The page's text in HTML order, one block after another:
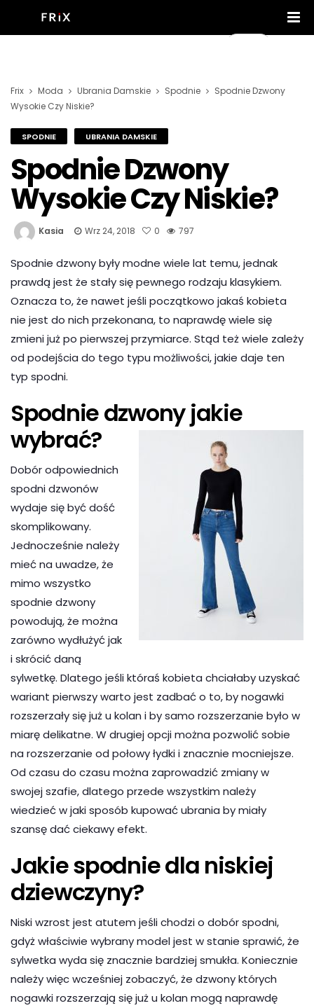
Frix Moda Ubrania Damskie Spodnie
Spodnie Dzwony
Wysokie Czy Niskie?
SPODNIE UBRANIA DAMSKIE
Spodnie Dzwony
Wysokie Czy Niskie?
Kasia Wrz 24, 2018 0 797
Spodnie dzwony były modne wiele lat temu, jednak
prawdą jest że stały się pewnego rodzaju klasykiem.
Oznacza to, że nawet jeśli początkowo jakaś kobieta
nie jest do nich przekonana, to naprawdę wiele się
zmieni już po pierwszej przymiarce. Stąd też wiele zależy
od podejścia do tego typu możliwości, jakie daje ten
typ spodni.
Spodnie dzwony jakie
wybrać?
Dobór odpowiednich
spodni dzwonów
wydaje się być dość
skomplikowany.
Jednocześnie należy
mieć na uwadze, że
mimo wszystko
spodnie dzwony
powodują, że można
zarówno wydłużyć jak
i skrócić daną
sylwetkę. Dlatego jeśli któraś kobieta chciałaby uzyskać
wariant pierwszy warto jest zadbać o to, by nogawki
rozszerzały się już u kolan i by samo rozszerzanie było w
miarę delikatne. W drugiej opcji można pozwolić sobie
na rozszerzanie od połowy łydki i znacznie mocniejsze.
Od czasu do czasu można zaprowadzić zmiany w
swojej szafie, dlatego przede wszystkim należy
wiedzieć w jaki sposób kupować ubrania by miały
szansę dać ciekawy efekt.
Jakie spodnie dla niskiej
dziewczyny?
Niski wzrost jest atutem jeśli chodzi o dobór spodni,
gdyż właściwie wybrany model jest w stanie sprawić, że
sylwetka wyda się znacznie bardziej smukła. Koniecznie
należy więc wcześniej zobaczyć, że dzwony których
nogawki rozszerzają się już u kolan mogą naprawdę